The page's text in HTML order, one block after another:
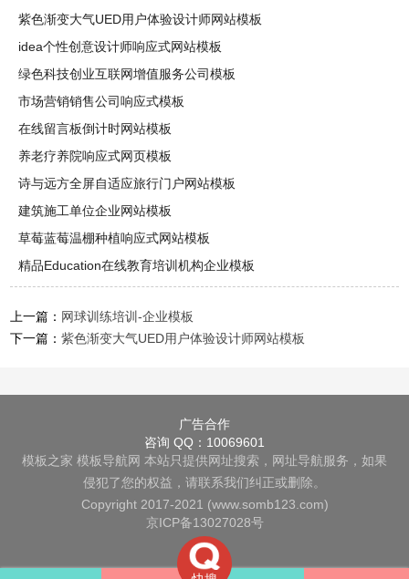
紫色渐变大气UED用户体验设计师网站模板
idea个性创意设计师响应式网站模板
绿色科技创业互联网增值服务公司模板
市场营销销售公司响应式模板
在线留言板倒计时网站模板
养老疗养院响应式网页模板
诗与远方全屏自适应旅行门户网站模板
建筑施工单位企业网站模板
草莓蓝莓温棚种植响应式网站模板
精品Education在线教育培训机构企业模板
上一篇： 网球训练培训-企业模板
下一篇：紫色渐变大气UED用户体验设计师网站模板
广告合作
咨询 QQ：10069601
模板之家 模板导航网 本站只提供网址搜索，网址导航服务，如果
侵犯了您的权益，请联系我们纠正或删除。
Copyright 2017-2021 (www.somb123.com)
京ICP备13027028号